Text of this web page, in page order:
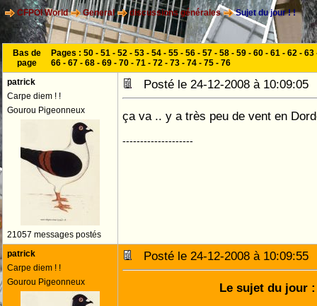
CFPOI World General discussions générales Sujet du jour ! !
Bas de
page
Pages : 50 - 51 - 52 - 53 - 54 - 55 - 56 - 57 - 58 - 59 - 60 - 61 - 62 - 63
66 - 67 - 68 - 69 - 70 - 71 - 72 - 73 - 74 - 75 - 76
patrick
Carpe diem ! !
Gourou Pigeonneux
21057 messages postés
Posté le 24-12-2008 à
ça va .. y a très peu de vent en
--------------------
patrick
Carpe diem ! !
Gourou Pigeonneux
Posté le 24-12-2008 à
Le sujet du jour